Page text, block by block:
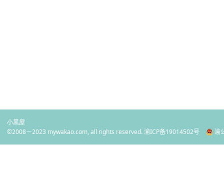
小黑屋
©2008－2023 mywakao.com, all rights reserved.渝ICP备19014502号 渝